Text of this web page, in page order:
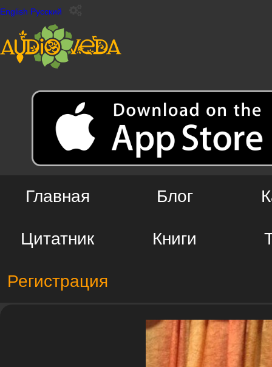
English Русский
Главная Блог
Цитатник Книги
Регистрация